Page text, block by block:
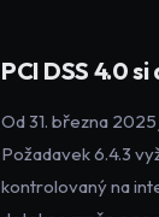
PCI DSS 4.0
Od 31. března
Požadavek 6.4.3
kontrolovaný na